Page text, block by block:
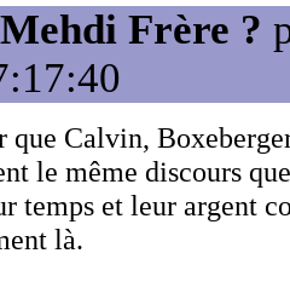
Frère ?
que Calvin,
le même discours
temps et leur argent
là.